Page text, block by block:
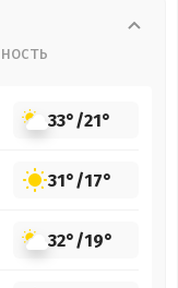
33°/21°
31°/17°
32°/19°